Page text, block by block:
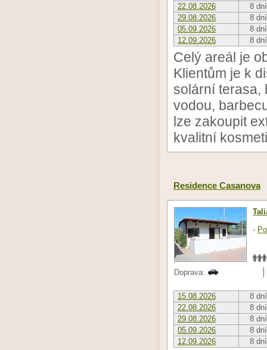
22.08.2026
8 dní
29.08.2026
8 dní
05.09.2026
8 dní
12.09.2026
8 dní
Celý areál je
Klientům je k
solární terasa,
vodou,
lze zakoupit
kvalitní
Residence Casanova
-
Doprava:
15.08.2026
8 dní
22.08.2026
8 dní
29.08.2026
8 dní
05.09.2026
8 dní
12.09.2026
8 dní